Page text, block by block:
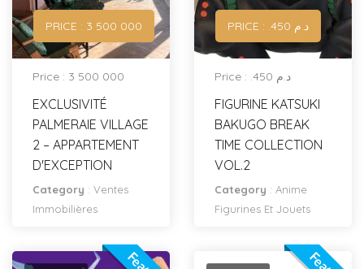
PRICE : ‪3 500 000
Price : ‪3 500 000
EXCLUSIVITÉ
PALMERAIE VILLAGE
2 – APPARTEMENT
D'EXCEPTION
Category : Ventes
Immobilières
PRICE : .د.م 450
Price : .د.م 450
FIGURINE KATSUKI
BAKUGO BREAK
TIME COLLECTION
VOL.2
Category : Anime
Figurines Et Jouets